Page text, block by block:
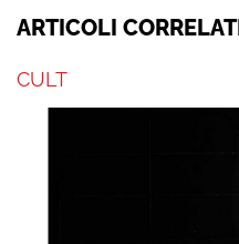
ARTICOLI CORRELATI
CULT